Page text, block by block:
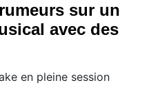
sur un
avec des
en pleine session